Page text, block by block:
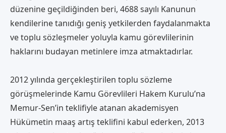
düzenine geçildiğinden beri, 4688 sayılı Kanunun
kendilerine tanıdığı geniş yetkilerden faydalanmakta
ve toplu sözleşmeler yoluyla kamu görevlilerinin
haklarını budayan metinlere imza atmaktadırlar.
2012 yılında gerçekleştirilen toplu sözleme
görüşmelerinde Kamu Görevlileri Hakem Kurulu’na
Memur-Sen’in teklifiyle atanan akademisyen
Hükümetin maaş artış teklifini kabul ederken, 2013